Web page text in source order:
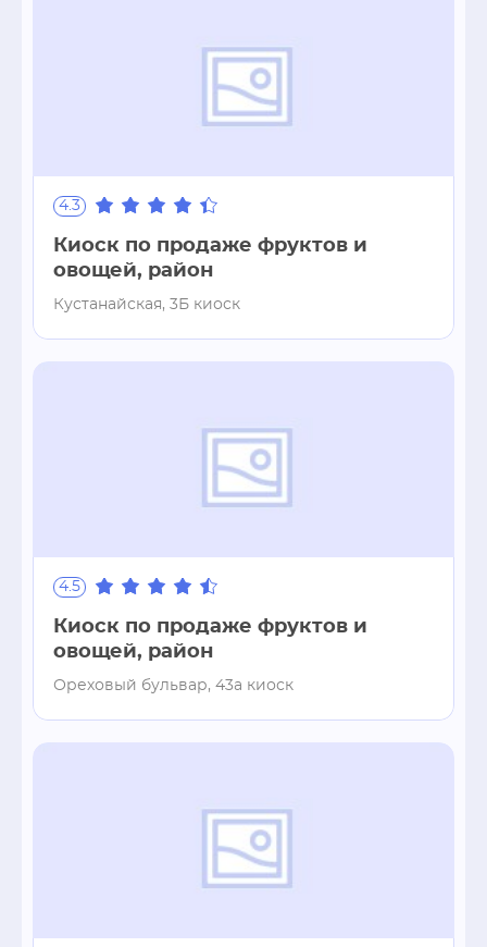
4.3
Киоск по продаже фруктов и
овощей, район
Кустанайская, 3Б киоск
4.5
Киоск по продаже фруктов и
овощей, район
Ореховый бульвар, 43а киоск